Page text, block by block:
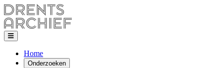
Home
Onderzoeken